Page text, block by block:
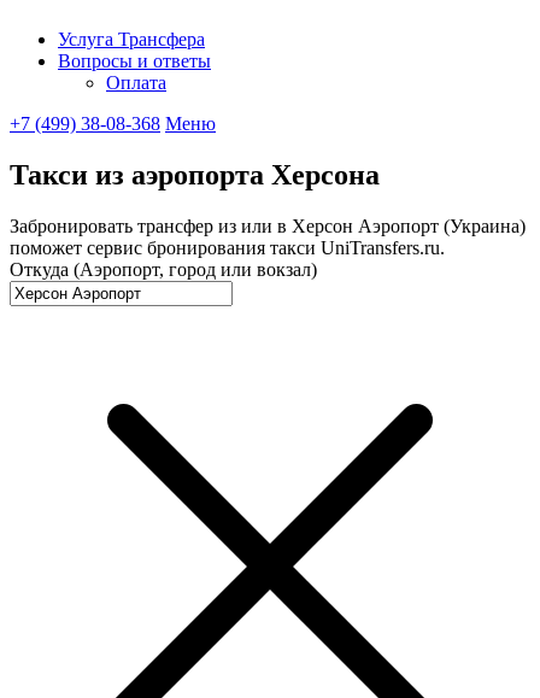
Услуга Трансфера
Вопросы и ответы
Оплата
+7 (499) 38-08-368 Меню
Такси из аэропорта Херсона
Забронировать трансфер из или в Херсон Аэропорт (Украина)
поможет сервис бронирования такси UniTransfers.ru.
Откуда (Аэропорт, город или вокзал)